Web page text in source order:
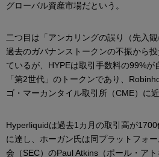
グローバル資産市場だという。
二つ目は「アンカリングの誤り（先入観
過去のガバナンストークンの不振から
ているが、HYPEは取引手数料の99%が
「第2世代」のトークンであり、
ゴ・マーカンタイル取引所（CME）に
Hyperliquidは過去1カ月の取引高が1700
に達し、ホーガン氏は同プラットフォ
会（SEC）のPaul Atkins（ポール・ア